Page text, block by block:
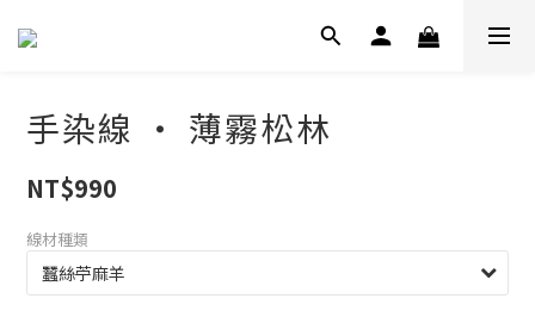
手染線 ‧ 薄霧松林
NT$990
線材種類